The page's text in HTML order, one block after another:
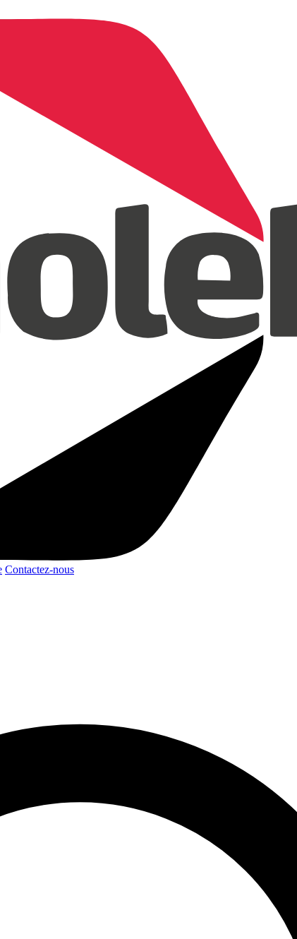
Contactez-nous